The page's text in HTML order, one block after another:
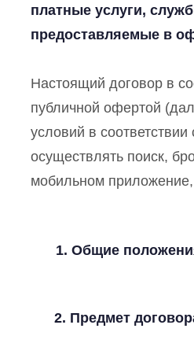
платные услуги,
предоставляемые в
Настоящий договор в
публичной офертой
условий в
осуществлять поиск,
мобильном
Общие
2. Предмет